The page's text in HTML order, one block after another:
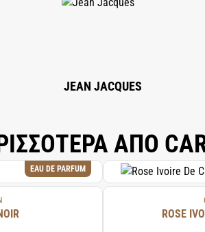
JEAN JACQUES
ΑΠΟ
EAU DE PARFUM
ROSE